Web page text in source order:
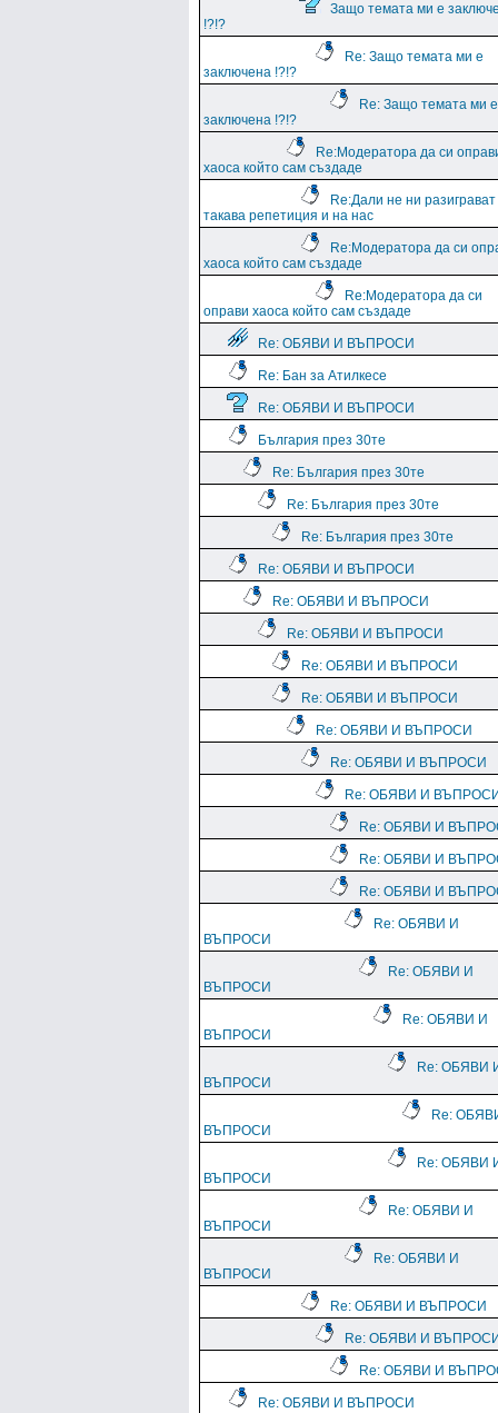
Защо темата ми е
!?!?
Re: Защо темата ми е
заключена !?!?
Re: Защо темата ми е
заключена !?!?
Re:Модератора да си
хаоса който сам създаде
Re:Дали не ни разиграват
такава репетиция и на нас
Re:Модератора да си
хаоса който сам създаде
Re:Модератора да си
оправи хаоса който сам създаде
Re: ОБЯВИ И ВЪПРОСИ
Re: Бан за Атилкесе
Re: ОБЯВИ И ВЪПРОСИ
България през 30те
Re: България през 30те
Re: България през 30те
Re: България през 30те
Re: ОБЯВИ И ВЪПРОСИ
Re: ОБЯВИ И ВЪПРОСИ
Re: ОБЯВИ И ВЪПРОСИ
Re: ОБЯВИ И ВЪПРОСИ
Re: ОБЯВИ И ВЪПРОСИ
Re: ОБЯВИ И ВЪПРОСИ
Re: ОБЯВИ И ВЪПРОСИ
Re: ОБЯВИ И
Re: ОБЯВИ И
Re: ОБЯВИ И
Re: ОБЯВИ И
Re: ОБЯВИ И
ВЪПРОСИ
Re: ОБЯВИ И
ВЪПРОСИ
Re: ОБЯВИ И
ВЪПРОСИ
Re: ОБЯВИ
ВЪПРОСИ
Re:
ВЪПРОСИ
Re: ОБЯВИ
ВЪПРОСИ
Re: ОБЯВИ И
ВЪПРОСИ
Re: ОБЯВИ И
ВЪПРОСИ
Re: ОБЯВИ И ВЪПРОСИ
Re: ОБЯВИ И
Re: ОБЯВИ И
Re: ОБЯВИ И ВЪПРОСИ